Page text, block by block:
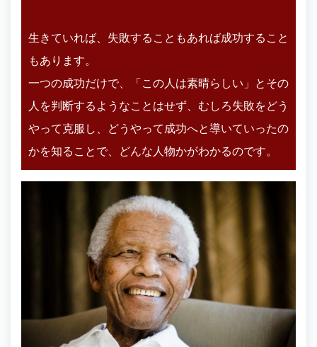
生きていれば、失敗することもあれば成功すること
もあります。
一つの成功だけで、「この人は素晴らしい」とその
人を判断するようなことはせず、むしろ失敗をどう
やって克服し、どうやって成功へと導いていったの
かを知ることで、どんな人物かがわかるのです。